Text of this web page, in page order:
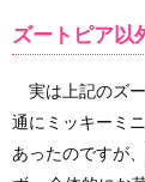
ズートピア以
実は上記のズ
通にミッキーミ
あったのですが